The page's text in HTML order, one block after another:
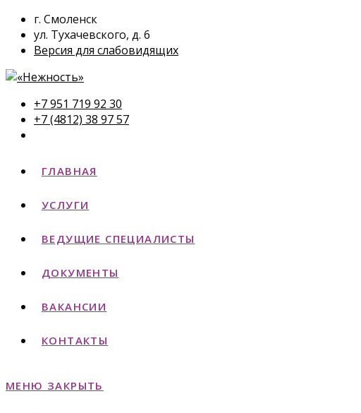
г. Смоленск
ул. Тухачевского, д. 6
Версия для слабовидящих
+7 951 719 92 30
+7 (4812) 38 97 57
ГЛАВНАЯ
УСЛУГИ
ВЕДУЩИЕ СПЕЦИАЛИСТЫ
ДОКУМЕНТЫ
ВАКАНСИИ
КОНТАКТЫ
МЕНЮ ЗАКРЫТЬ